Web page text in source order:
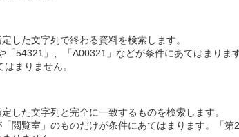
した文字列で終わる資料を検索します。
54321」、「A00321」などが条件にあてはまります
まりません。
した文字列と完全に一致するものを検索します。
閲覧室」のものだけが条件にあてはまります。「第2